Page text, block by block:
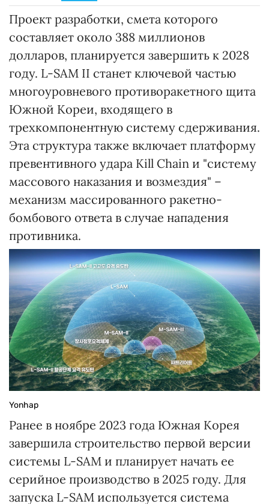
Проект разработки, смета которого
составляет около 388 миллионов
долларов, планируется завершить к 2028
году. L-SAM II станет ключевой частью
многоуровневого противоракетного щита
Южной Кореи, входящего в
трехкомпонентную систему сдерживания.
Эта структура также включает платформу
превентивного удара Kill Chain и "систему
массового наказания и возмездия" –
механизм массированного ракетно-
бомбового ответа в случае нападения
противника.
Yonhap
Ранее в ноябре 2023 года Южная Корея
завершила строительство первой версии
системы L-SAM и планирует начать ее
серийное производство в 2025 году. Для
запуска L-SAM используется система